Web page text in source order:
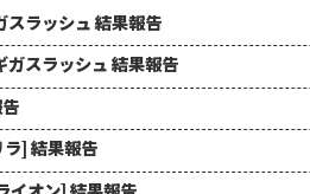
ラッシュ 結果報告
スラッシュ 結果報告
] 結果報告